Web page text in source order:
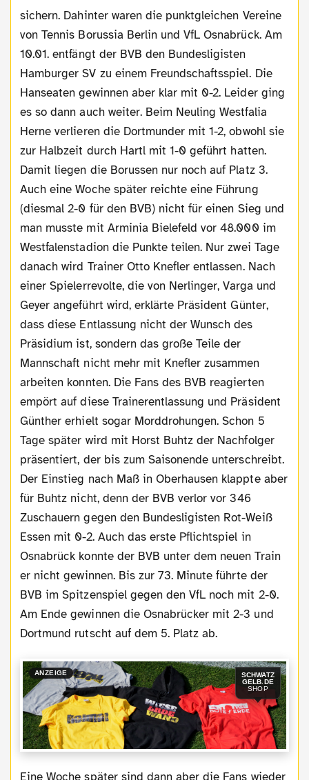
sichern. Dahinter waren die punktgleichen Vereine
von Tennis Borussia Berlin und VfL Osnabrück. Am
10.01. entfängt der BVB den Bundesligisten
Hamburger SV zu einem Freundschaftsspiel. Die
Hanseaten gewinnen aber klar mit 0-2. Leider ging
es so dann auch weiter. Beim Neuling Westfalia
Herne verlieren die Dortmunder mit 1-2, obwohl sie
zur Halbzeit durch Hartl mit 1-0 geführt hatten.
Damit liegen die Borussen nur noch auf Platz 3.
Auch eine Woche später reichte eine Führung
(diesmal 2-0 für den BVB) nicht für einen Sieg und
man musste mit Arminia Bielefeld vor 48.000 im
Westfalenstadion die Punkte teilen. Nur zwei Tage
danach wird Trainer Otto Knefler entlassen. Nach
einer Spielerrevolte, die von Nerlinger, Varga und
Geyer angeführt wird, erklärte Präsident Günter,
dass diese Entlassung nicht der Wunsch des
Präsidium ist, sondern das große Teile der
Mannschaft nicht mehr mit Knefler zusammen
arbeiten konnten. Die Fans des BVB reagierten
empört auf diese Trainerentlassung und Präsident
Günther erhielt sogar Morddrohungen. Schon 5
Tage später wird mit Horst Buhtz der Nachfolger
präsentiert, der bis zum Saisonende unterschreibt.
Der Einstieg nach Maß in Oberhausen klappte aber
für Buhtz nicht, denn der BVB verlor vor 346
Zuschauern gegen den Bundesligisten Rot-Weiß
Essen mit 0-2. Auch das erste Pflichtspiel in
Osnabrück konnte der BVB unter dem neuen Train
er nicht gewinnen. Bis zur 73. Minute führte der
BVB im Spitzenspiel gegen den VfL noch mit 2-0.
Am Ende gewinnen die Osnabrücker mit 2-3 und
Dortmund rutscht auf dem 5. Platz ab.
ANZEIGE
SCHWATZ
GELB.DE
SHOP
Eine Woche später sind dann aber die Fans wieder